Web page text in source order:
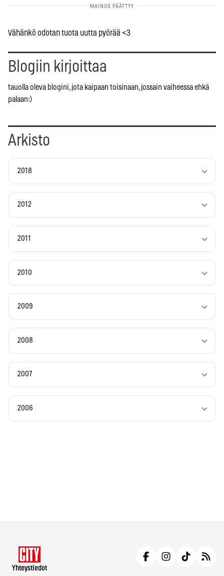
Vähänkö odotan tuota uutta pyörää <3
Blogiin kirjoittaa
tauolla oleva blogini, jota kaipaan toisinaan, jossain vaiheessa ehkä
palaan:)
Arkisto
2018
2012
2011
2010
2009
2008
2007
2006
Yhteystiedot